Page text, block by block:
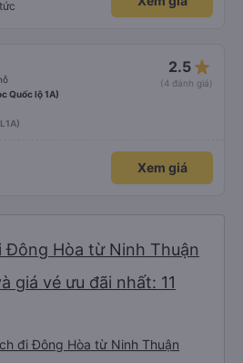
2.5 star_rate
(4 đánh giá)
Quốc lộ 1A)
Xem giá
Hòa từ Ninh Thuận
giá vé ưu đãi nhất: 11
đi Đông Hòa từ Ninh Thuận